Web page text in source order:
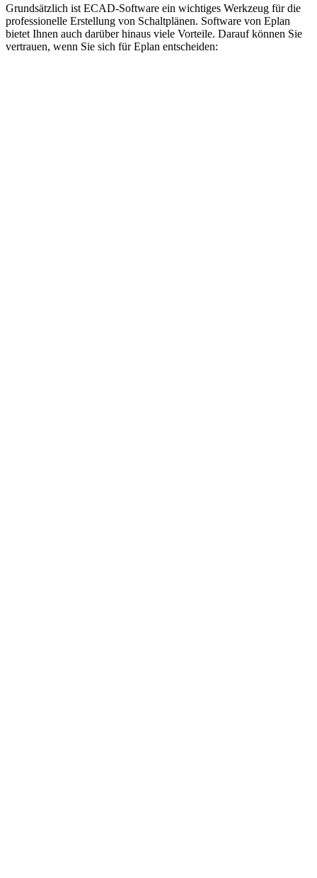
Grundsätzlich ist ECAD-Software ein wichtiges Werkzeug für die
professionelle Erstellung von Schaltplänen. Software von Eplan
bietet Ihnen auch darüber hinaus viele Vorteile. Darauf können Sie
vertrauen, wenn Sie sich für Eplan entscheiden: